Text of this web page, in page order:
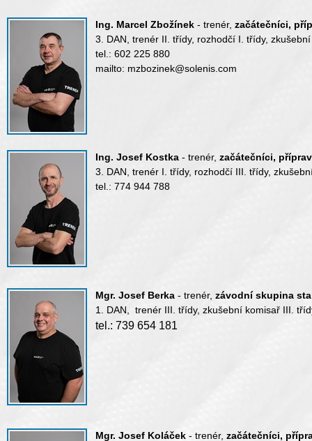
Ing. Marcel Zbožínek - trenér, začátečníci,
3. DAN, trenér II. třídy, rozhodčí I. třídy,
tel.: 602 225 880
mailto: mzbozinek@solenis.com
Ing. Josef Kostka - trenér, začátečníci,
3. DAN, trenér I. třídy, rozhodčí III. třídy,
tel.: 774 944 788
Mgr. Josef Berka - trenér, závodní skupina
1. DAN, trenér III. třídy, zkušební komisař III.
tel.: 739 654 181
Mgr. Josef Koláček - trenér, začátečníci,